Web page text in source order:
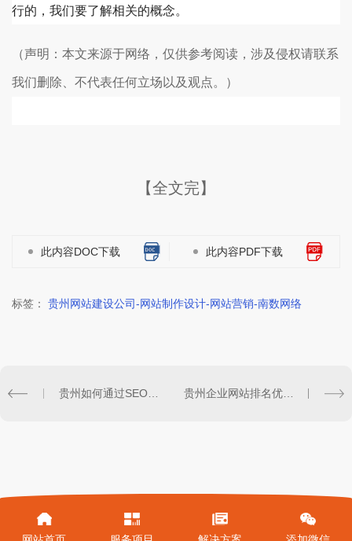
行的，我们要了解相关的概念。
（声明：本文来源于网络，仅供参考阅读，涉及侵权请联系
我们删除、不代表任何立场以及观点。）
【全文完】
此内容DOC下载 此内容PDF下载
标签： 贵州网站建设公司-网站制作设计-网站营销-南数网络